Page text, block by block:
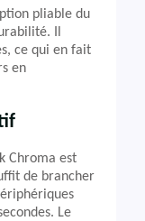
pliable du
Il
ce qui en fait
en
Chroma est
de brancher
Le